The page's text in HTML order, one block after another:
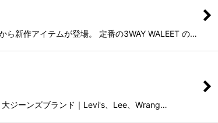
ら新作アイテムが登場。 定番の3WAY WALEET の…
ジーンズブランド｜Levi's、Lee、Wrang…